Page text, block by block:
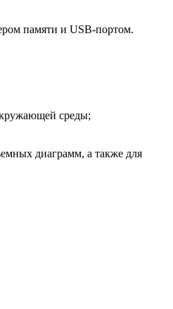
памяти и USB-портом.
среды;
диаграмм, а также для